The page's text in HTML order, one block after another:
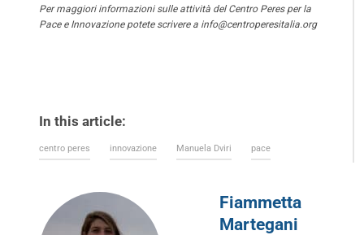
Per maggiori informazioni sulle attività del Centro Peres per la
Pace e Innovazione potete scrivere a info@centroperesitalia.org
In this article:
centro peres innovazione Manuela Dviri pace
Fiammetta
Martegani